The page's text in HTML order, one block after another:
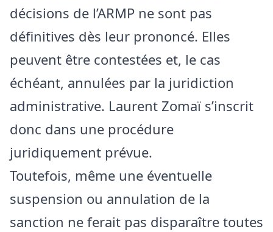
décisions de l’ARMP ne sont pas
définitives dès leur prononcé. Elles
peuvent être contestées et, le cas
échéant, annulées par la juridiction
administrative. Laurent Zomaï s’inscrit
donc dans une procédure
juridiquement prévue.
Toutefois, même une éventuelle
suspension ou annulation de la
sanction ne ferait pas disparaître toutes